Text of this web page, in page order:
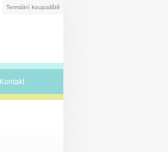
Termální koupaliště
Kontakt